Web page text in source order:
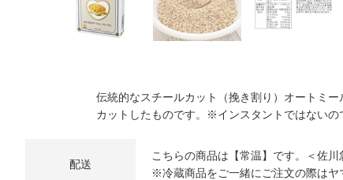
伝統的なスチールカット（挽き割り）オートミ
カットしたものです。※インスタントではないの
配送
こちらの商品は【常温】です。＜佐川
※冷蔵商品をご一緒にご注文の際はヤ